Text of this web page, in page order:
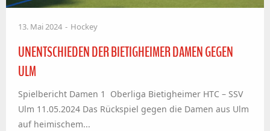
13. Mai 2024 Hockey
UNENTSCHIEDEN DER BIETIGHEIMER DAMEN GEGEN
ULM
Spielbericht Damen 1 Oberliga Bietigheimer HTC – SSV
Ulm 11.05.2024 Das Rückspiel gegen die Damen aus Ulm
auf heimischem...